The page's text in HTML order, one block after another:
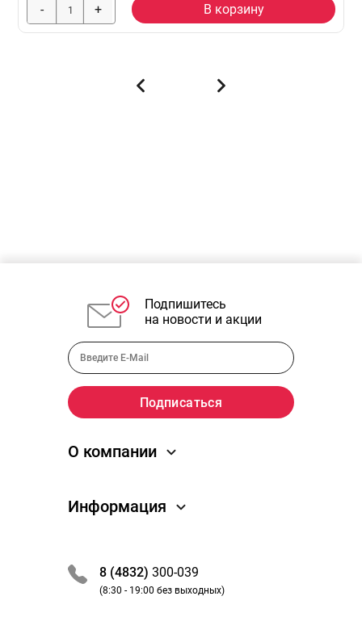
- + В корзину
Подпишитесь
на новости и акции
8 (4832) 300-039
(8:30 - 19:00 без выходных)
О компании
Новости
Преимущества
Вакансии
Информация
Обработка заказа
Оплата и получение